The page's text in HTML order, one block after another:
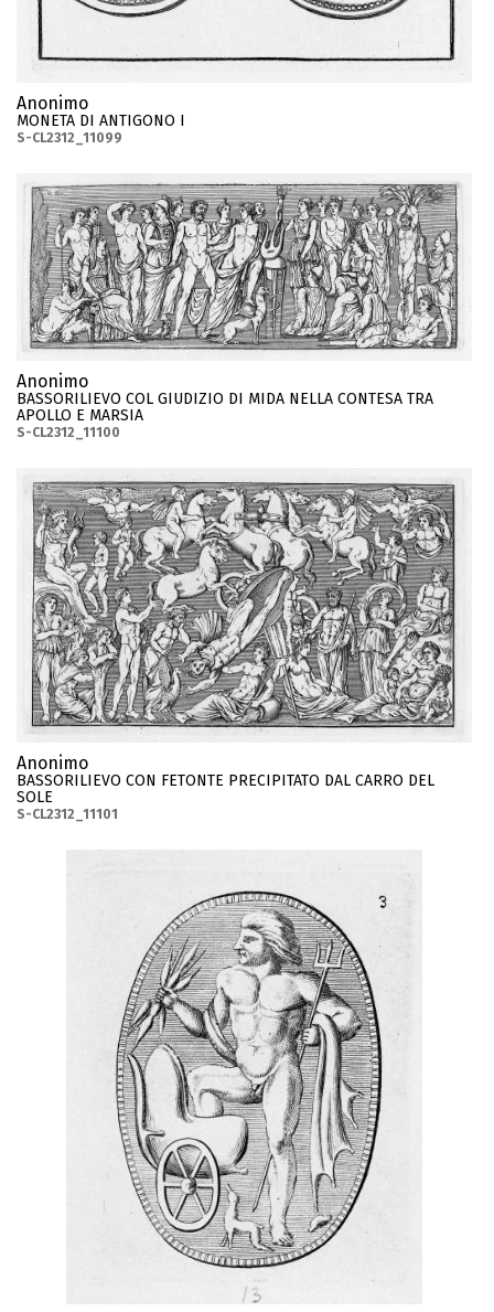
Anonimo
MONETA DI ANTIGONO I
S-CL2312_11099
Anonimo
BASSORILIEVO COL GIUDIZIO DI MIDA NELLA CONTESA TRA
APOLLO E MARSIA
S-CL2312_11100
Anonimo
BASSORILIEVO CON FETONTE PRECIPITATO DAL CARRO DEL
SOLE
S-CL2312_11101